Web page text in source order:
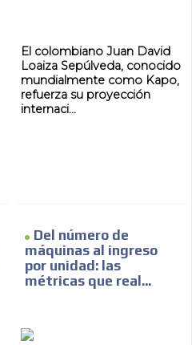
El colombiano Juan David
Loaiza Sepúlveda, conocido
mundialmente como Kapo,
refuerza su proyección
internaci...
Del número de
máquinas al ingreso
por unidad: las
métricas que real...